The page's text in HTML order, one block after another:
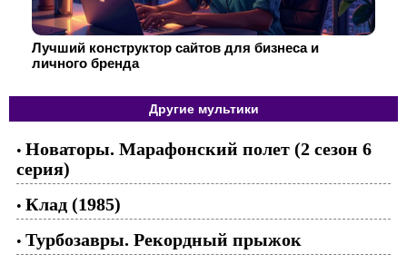
Лучший конструктор сайтов для бизнеса и
личного бренда
Другие мультики
• Новаторы. Марафонский полет (2 сезон 6
серия)
• Клад (1985)
• Турбозавры. Рекордный прыжок